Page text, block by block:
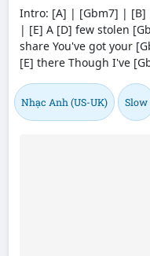
Intro: [A] | [Gbm7] |
| [E] A [D] few stolen
share You've got your
[E] there Though I've
Nhạc Anh (US-UK) Slow